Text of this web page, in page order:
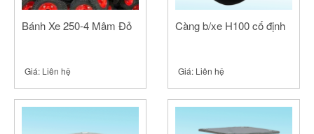
Bánh Xe 250-4 Mâm Đỏ
Giá: Liên hệ
Càng b/xe H100 cố định
Giá: Liên hệ